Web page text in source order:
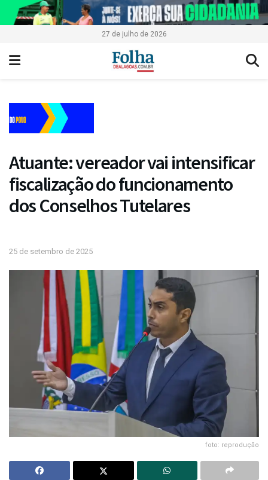
27 de julho de 2026
Atuante: vereador vai intensificar
fiscalização do funcionamento
dos Conselhos Tutelares
25 de setembro de 2025
foto: reprodução